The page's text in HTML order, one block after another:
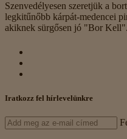
Szenvedélyesen szeretjük a
legkitűnőbb kárpát-medencei
akiknek sürgősen jó "Bor Kell".
Iratkozz fel hírlevelünkre